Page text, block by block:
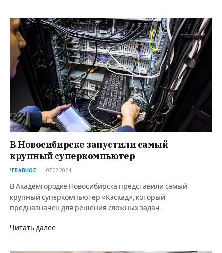
В Новосибирске запустили самый
крупный суперкомпьютер
*ГЛАВНОЕ 07.02.2024
В Академгородке Новосибирска представили самый
крупный суперкомпьютер «Каскад», который
предназначен для решения сложных задач…
Читать далее